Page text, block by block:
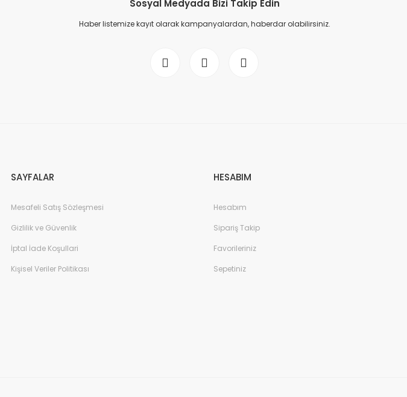
Sosyal Medyada Bizi Takip Edin
Haber listemize kayıt olarak kampanyalardan, haberdar olabilirsiniz.
SAYFALAR
Mesafeli Satış Sözleşmesi
Gizlilik ve Güvenlik
İptal İade Koşullari
Kişisel Veriler Politikası
HESABIM
Hesabım
Sipariş Takip
Favorileriniz
Sepetiniz